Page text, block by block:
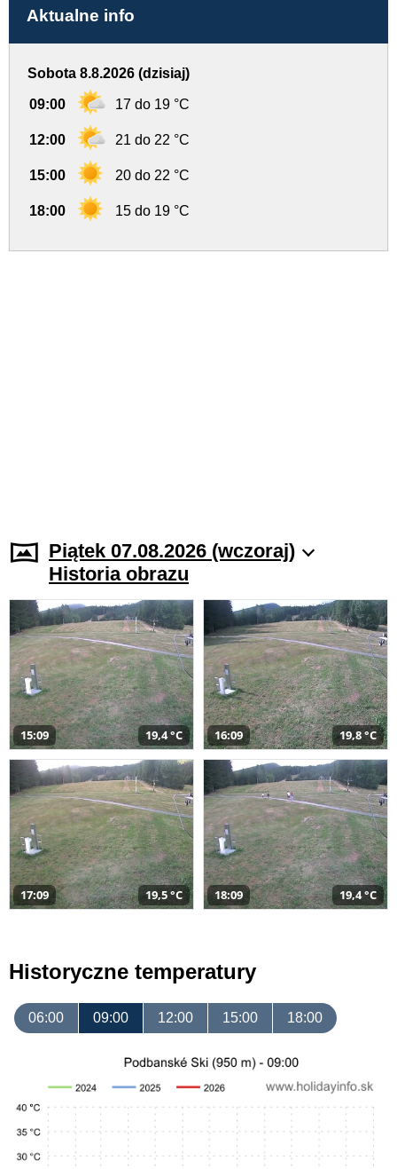
Aktualne info
Sobota 8.8.2026 (dzisiaj)
09:00 17 do 19 °C
12:00 21 do 22 °C
15:00 20 do 22 °C
18:00 15 do 19 °C
Piątek 07.08.2026 (wczoraj)
Historia obrazu
15:09 19,4 °C 16:09 19,8 °C
17:09 19,5 °C 18:09 19,4 °C
Historyczne temperatury
06:00 09:00 12:00 15:00 18:00